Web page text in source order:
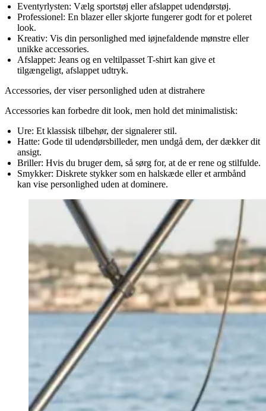
Eventyrlysten: Vælg sportstøj eller afslappet udendørstøj.
Professionel: En blazer eller skjorte fungerer godt for et poleret
look.
Kreativ: Vis din personlighed med iøjnefaldende mønstre eller
unikke accessories.
Afslappet: Jeans og en veltilpasset T-shirt kan give et
tilgængeligt, afslappet udtryk.
Accessories, der viser personlighed uden at distrahere
Accessories kan forbedre dit look, men hold det minimalistisk:
Ure: Et klassisk tilbehør, der signalerer stil.
Hatte: Gode til udendørsbilleder, men undgå dem, der dækker dit
ansigt.
Briller: Hvis du bruger dem, så sørg for, at de er rene og stilfulde.
Smykker: Diskrete stykker som en halskæde eller et armbånd
kan vise personlighed uden at dominere.